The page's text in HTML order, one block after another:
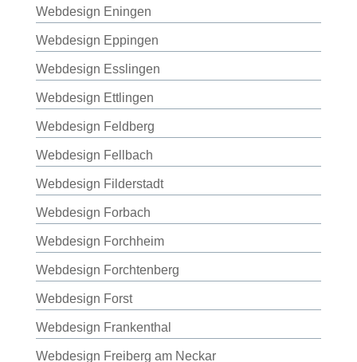
Webdesign Eningen
Webdesign Eppingen
Webdesign Esslingen
Webdesign Ettlingen
Webdesign Feldberg
Webdesign Fellbach
Webdesign Filderstadt
Webdesign Forbach
Webdesign Forchheim
Webdesign Forchtenberg
Webdesign Forst
Webdesign Frankenthal
Webdesign Freiberg am Neckar